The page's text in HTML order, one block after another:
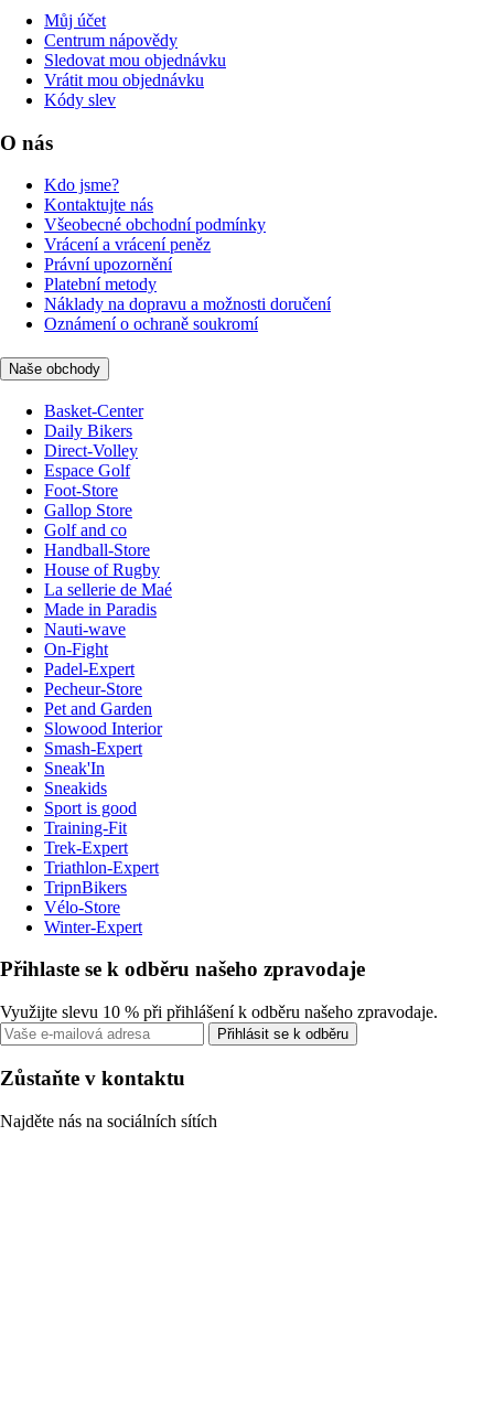
Můj účet
Centrum nápovědy
Sledovat mou objednávku
Vrátit mou objednávku
Kódy slev
O nás
Kdo jsme?
Kontaktujte nás
Všeobecné obchodní podmínky
Vrácení a vrácení peněz
Právní upozornění
Platební metody
Náklady na dopravu a možnosti doručení
Oznámení o ochraně soukromí
Naše obchody
Basket-Center
Daily Bikers
Direct-Volley
Espace Golf
Foot-Store
Gallop Store
Golf and co
Handball-Store
House of Rugby
La sellerie de Maé
Made in Paradis
Nauti-wave
On-Fight
Padel-Expert
Pecheur-Store
Pet and Garden
Slowood Interior
Smash-Expert
Sneak'In
Sneakids
Sport is good
Training-Fit
Trek-Expert
Triathlon-Expert
TripnBikers
Vélo-Store
Winter-Expert
Přihlaste se k odběru našeho zpravodaje
Využijte slevu 10 % při přihlášení k odběru našeho zpravodaje.
Přihlásit se k odběru
Zůstaňte v kontaktu
Najděte nás na sociálních sítích